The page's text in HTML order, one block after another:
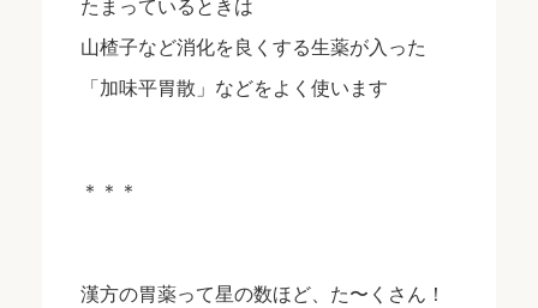
たまっているときは
山楂子など消化を良くする生薬が入った
「加味平胃散」などをよく使います
＊＊＊
漢方の胃薬って星の数ほど、た〜くさん！